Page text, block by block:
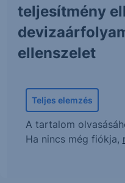
teljesítmény
ellenszelet
Teljes elemzés
A tartalom
Ha nincs még fiókja,